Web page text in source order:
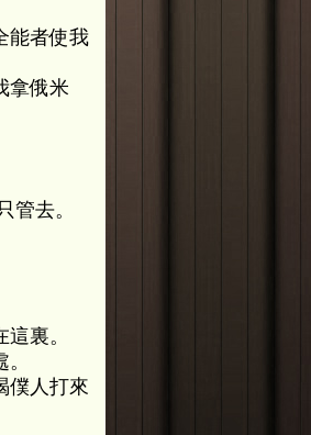
能者使我
拿俄米
管去。
裏。
僕人打來